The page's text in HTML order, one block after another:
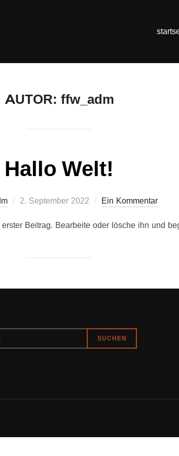
AUTOR: ffw_adm
Hallo Welt!
Veröffentlicht
2. September 2022 Ein Kommentar
Beitrag. Bearbeite oder lösche ihn und
SUCHEN